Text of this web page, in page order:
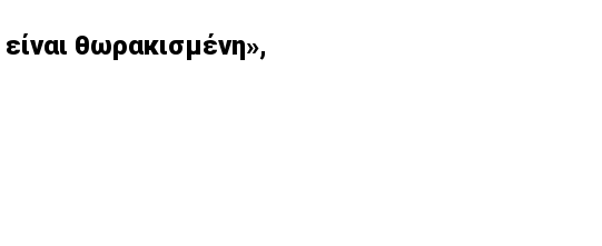
θωρακισμένη»,